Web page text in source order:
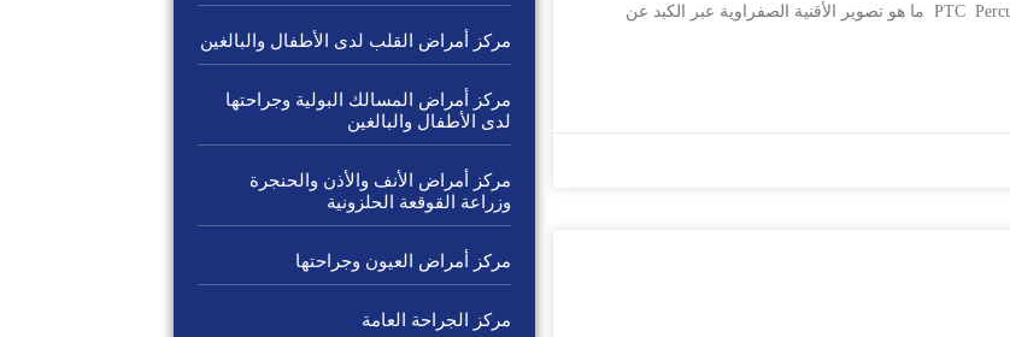
تصوير الأقنية الصفراوية عن طريق الجلد PTC Percutaneous Transhepatic Cholangiography ما هو تصوير الأقنية الصفراوية عبر الكبد عن
مركز أمراض القلب لدى الأطفال والبالغين
مركز أمراض المسالك البولية وجراحتها
لدى الأطفال والبالغين
مركز أمراض الأنف والأذن والحنجرة
وزراعة القوقعة الحلزونية
مركز أمراض العيون وجراحتها
مركز الجراحة العامة